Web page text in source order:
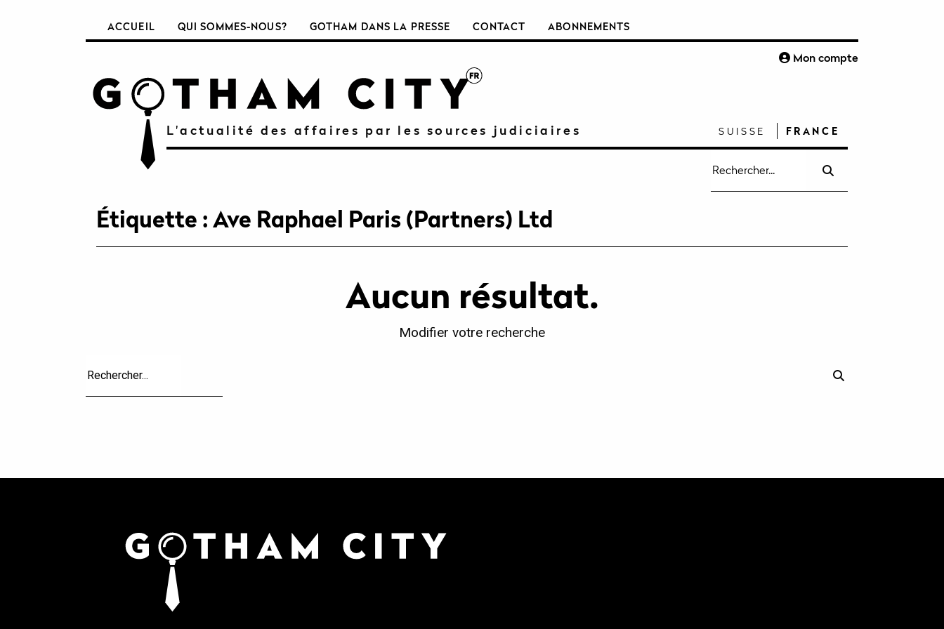
ACCUEIL QUI SOMMES-NOUS? GOTHAM DANS LA PRESSE CONTACT ABONNEMENTS
Mon compte
L'actualité des affaires par les sources judiciaires SUISSE FRANCE
pour
:
Étiquette : Ave Raphael Paris (Partners) Ltd
Aucun résultat.
Modifier votre recherche
pour
: